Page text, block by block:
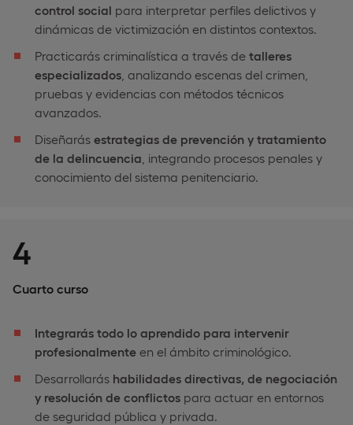
control social para interpretar perfiles delictivos y
dinámicas de victimización en distintos contextos.
Practicarás criminalística a través de talleres
especializados , analizando escenas del crimen,
pruebas y evidencias con métodos técnicos
avanzados.
Diseñarás estrategias de prevención y tratamiento
de la delincuencia , integrando procesos penales y
conocimiento del sistema penitenciario.
4
Cuarto curso
Integrarás todo lo aprendido para intervenir
profesionalmente en el ámbito criminológico.
Desarrollarás habilidades directivas, de negociación
y resolución de conflictos para actuar en entornos
de seguridad pública y privada.